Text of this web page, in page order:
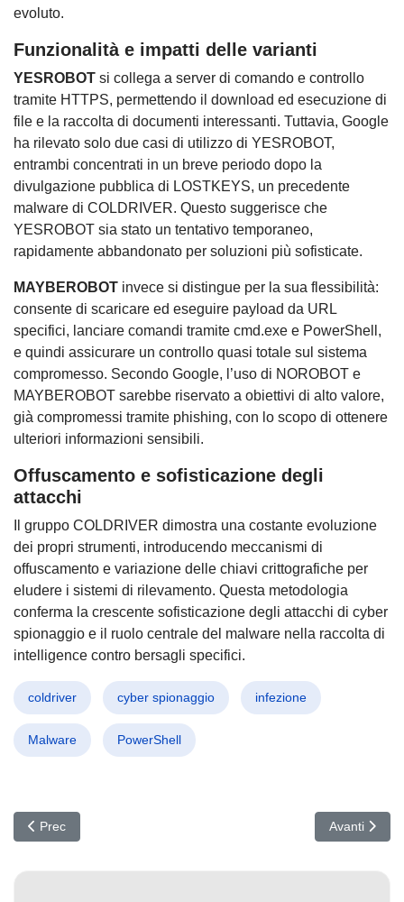
evoluto.
Funzionalità e impatti delle varianti
YESROBOT si collega a server di comando e controllo
tramite HTTPS, permettendo il download ed esecuzione di
file e la raccolta di documenti interessanti. Tuttavia, Google
ha rilevato solo due casi di utilizzo di YESROBOT,
entrambi concentrati in un breve periodo dopo la
divulgazione pubblica di LOSTKEYS, un precedente
malware di COLDRIVER. Questo suggerisce che
YESROBOT sia stato un tentativo temporaneo,
rapidamente abbandonato per soluzioni più sofisticate.
MAYBEROBOT invece si distingue per la sua flessibilità:
consente di scaricare ed eseguire payload da URL
specifici, lanciare comandi tramite cmd.exe e PowerShell,
e quindi assicurare un controllo quasi totale sul sistema
compromesso. Secondo Google, l’uso di NOROBOT e
MAYBEROBOT sarebbe riservato a obiettivi di alto valore,
già compromessi tramite phishing, con lo scopo di ottenere
ulteriori informazioni sensibili.
Offuscamento e sofisticazione degli
attacchi
Il gruppo COLDRIVER dimostra una costante evoluzione
dei propri strumenti, introducendo meccanismi di
offuscamento e variazione delle chiavi crittografiche per
eludere i sistemi di rilevamento. Questa metodologia
conferma la crescente sofisticazione degli attacchi di cyber
spionaggio e il ruolo centrale del malware nella raccolta di
intelligence contro bersagli specifici.
coldriver cyber spionaggio infezione
Malware PowerShell
Articolo precedente: Salt Typhoon colpisce l’Europa: Attacco
Prec Articolo
Avanti